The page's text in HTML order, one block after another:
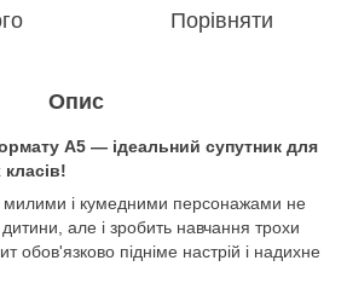
Порівняти
Опис
A5 — ідеальний супутник для
милими і кумедними персонажами не
але і зробить навчання трохи
обов'язково підніме настрій і надихне